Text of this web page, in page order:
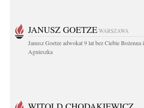
JANUSZ GOETZE WARSZAWA
Janusz Goetze adwokat 9 lat bez Ciebie Bożenna i
Agnieszka